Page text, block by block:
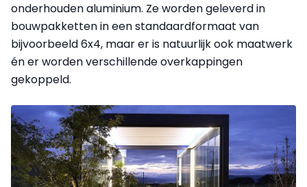
onderhouden aluminium. Ze worden geleverd in
bouwpakketten in een standaardformaat van
bijvoorbeeld 6x4, maar er is natuurlijk ook maatwerk
én er worden verschillende overkappingen
gekoppeld.